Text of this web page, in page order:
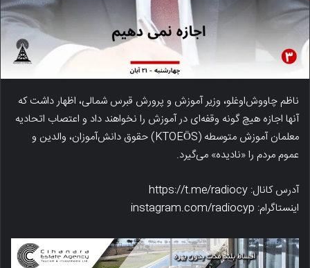
ناظم چاووش‌اوغلو، وزیر آموزش و پرورش قبرس شمالی، اظهار داشت که
آنها اجازه هیچ گونه وقفه‌ای در آموزش را نخواهند داد و اعتصاب اتحادیه
معلمان آموزش متوسطه (KTOEÖS) حقوق دانش‌آموزان، والدین و
عموم مردم را «نادیده» می‌گیرد.
آدرس کانال: https://t.me/radiocy
اینستاگرام: instagram.com/radiocyp